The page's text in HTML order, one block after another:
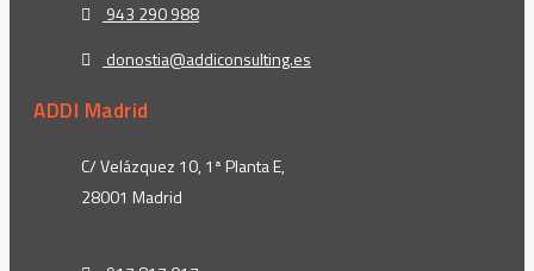
943 290 988
donostia@addiconsulting.es
ADDI Madrid
C/ Velázquez 10, 1ª Planta E,
28001 Madrid